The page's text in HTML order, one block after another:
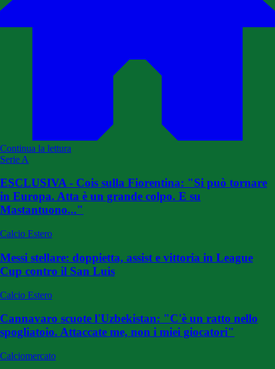
Continua la lettura
Serie A
ESCLUSIVA - Cois sulla Fiorentina: "Si può tornare
in Europa. Atta è un grande colpo. E su
Mastantuono..."
Calcio Estero
Messi stellare: doppietta, assist e vittoria in League
Cup contro il San Luis
Calcio Estero
Cannavaro scuote l'Uzbekistan: "C'è un ratto nello
spogliatoio. Attaccate me, non i miei giocatori"
Calciomercato